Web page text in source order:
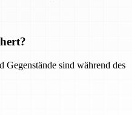
Gegenstände sind während des